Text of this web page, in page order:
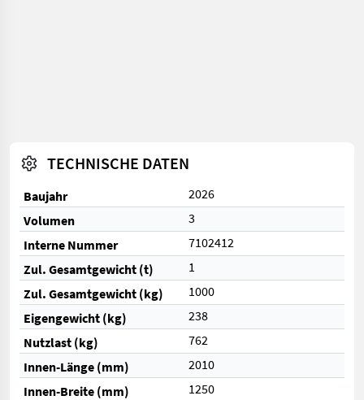
TECHNISCHE DATEN
Baujahr
2026
Volumen
3
Interne Nummer
7102412
Zul. Gesamtgewicht (t)
1
Zul. Gesamtgewicht (kg)
1000
Eigengewicht (kg)
238
Nutzlast (kg)
762
Innen-Länge (mm)
2010
Innen-Breite (mm)
1250